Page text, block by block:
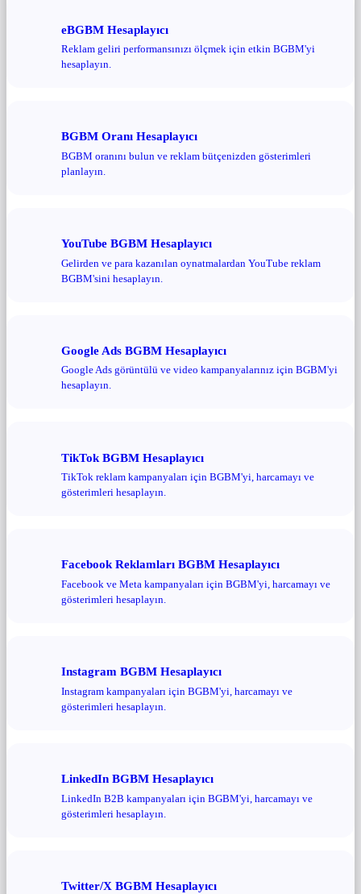
eBGBM Hesaplayıcı
Reklam geliri performansınızı ölçmek için etkin BGBM'yi
hesaplayın.
BGBM Oranı Hesaplayıcı
BGBM oranını bulun ve reklam bütçenizden gösterimleri
planlayın.
YouTube BGBM Hesaplayıcı
Gelirden ve para kazanılan oynatmalardan YouTube reklam
BGBM'sini hesaplayın.
Google Ads BGBM Hesaplayıcı
Google Ads görüntülü ve video kampanyalarınız için BGBM'yi
hesaplayın.
TikTok BGBM Hesaplayıcı
TikTok reklam kampanyaları için BGBM'yi, harcamayı ve
gösterimleri hesaplayın.
Facebook Reklamları BGBM Hesaplayıcı
Facebook ve Meta kampanyaları için BGBM'yi, harcamayı ve
gösterimleri hesaplayın.
Instagram BGBM Hesaplayıcı
Instagram kampanyaları için BGBM'yi, harcamayı ve
gösterimleri hesaplayın.
LinkedIn BGBM Hesaplayıcı
LinkedIn B2B kampanyaları için BGBM'yi, harcamayı ve
gösterimleri hesaplayın.
Twitter/X BGBM Hesaplayıcı